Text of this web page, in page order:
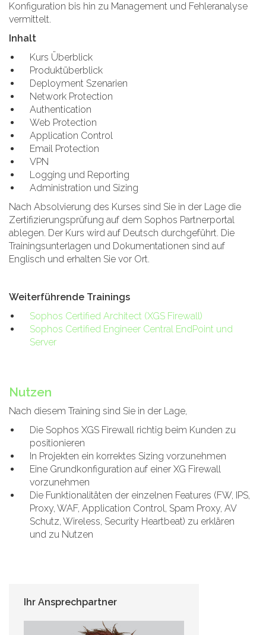
Konfiguration bis hin zu Management und Fehleranalyse
vermittelt.
Inhalt
Kurs Überblick
Produktüberblick
Deployment Szenarien
Network Protection
Authentication
Web Protection
Application Control
Email Protection
VPN
Logging und Reporting
Administration und Sizing
Nach Absolvierung des Kurses sind Sie in der Lage die
Zertifizierungsprüfung auf dem Sophos Partnerportal
ablegen. Der Kurs wird auf Deutsch durchgeführt. Die
Trainingsunterlagen und Dokumentationen sind auf
Englisch und erhalten Sie vor Ort.
Weiterführende Trainings
Sophos Certified Architect (XGS Firewall)
Sophos Certified Engineer Central EndPoint und
Server
Nutzen
Nach diesem Training sind Sie in der Lage,
Die Sophos XGS Firewall richtig beim Kunden zu
positionieren
In Projekten ein korrektes Sizing vorzunehmen
Eine Grundkonfiguration auf einer XG Firewall
vorzunehmen
Die Funktionalitäten der einzelnen Features (FW, IPS,
Proxy, WAF, Application Control, Spam Proxy, AV
Schutz, Wireless, Security Heartbeat) zu erklären
und zu Nutzen
Ihr Ansprechpartner